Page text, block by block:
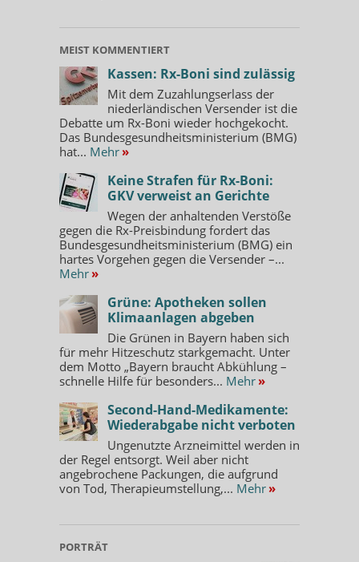
MEIST KOMMENTIERT
Kassen: Rx-Boni sind zulässig
Mit dem Zuzahlungserlass der
niederländischen Versender ist die
Debatte um Rx-Boni wieder hochgekocht.
Das Bundesgesundheitsministerium (BMG)
hat... Mehr »
Keine Strafen für Rx-Boni:
GKV verweist an Gerichte
Wegen der anhaltenden Verstöße
gegen die Rx-Preisbindung fordert das
Bundesgesundheitsministerium (BMG) ein
hartes Vorgehen gegen die Versender –...
Mehr »
Grüne: Apotheken sollen
Klimaanlagen abgeben
Die Grünen in Bayern haben sich
für mehr Hitzeschutz starkgemacht. Unter
dem Motto „Bayern braucht Abkühlung –
schnelle Hilfe für besonders... Mehr »
Second-Hand-Medikamente:
Wiederabgabe nicht verboten
Ungenutzte Arzneimittel werden in
der Regel entsorgt. Weil aber nicht
angebrochene Packungen, die aufgrund
von Tod, Therapieumstellung,... Mehr »
PORTRÄT